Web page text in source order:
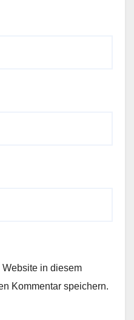
in diesem
Kommentar speichern.